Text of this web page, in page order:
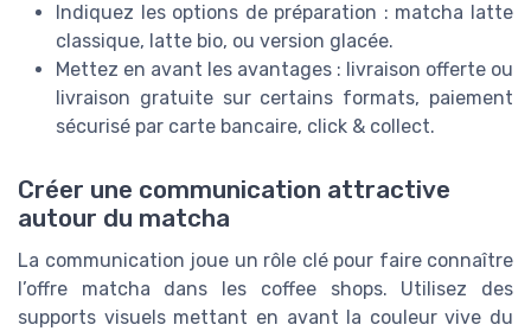
Indiquez les options de préparation : matcha latte
classique, latte bio, ou version glacée.
Mettez en avant les avantages : livraison offerte ou
livraison gratuite sur certains formats, paiement
sécurisé par carte bancaire, click & collect.
Créer une communication attractive
autour du matcha
La communication joue un rôle clé pour faire connaître
l’offre matcha dans les coffee shops. Utilisez des
supports visuels mettant en avant la couleur vive du